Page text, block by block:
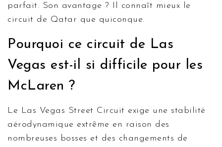
parfait. Son avantage ? Il connaît mieux le
circuit de Qatar que quiconque.
Pourquoi ce circuit de Las
Vegas est-il si difficile pour les
McLaren ?
Le Las Vegas Street Circuit exige une stabilité
aérodynamique extrême en raison des
nombreuses bosses et des changements de